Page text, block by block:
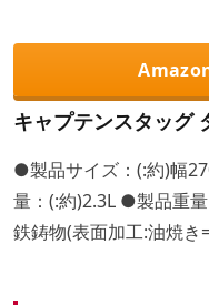
キャプテンスタッ
●製品サイズ：(:約)幅
量：(:約)2.3L ●製品重
鉄鋳物(表面加工:油焼